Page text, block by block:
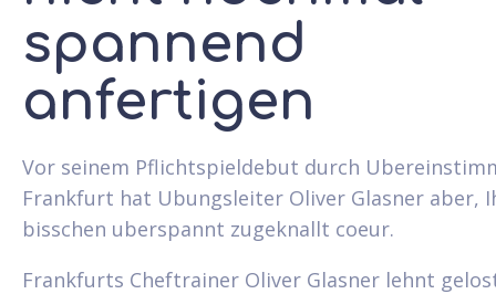
spannend
anfertigen
Vor seinem Pflichtspieldebut durch
Frankfurt hat Ubungsleiter Oliver Glasner aber,
bisschen uberspannt zugeknallt coeur.
Frankfurts Cheftrainer Oliver Glasner lehnt